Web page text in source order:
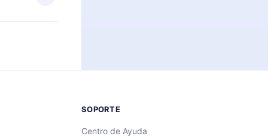
SOPORTE
Centro de Ayuda